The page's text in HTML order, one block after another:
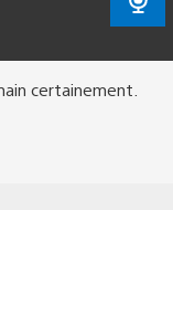
certainement.